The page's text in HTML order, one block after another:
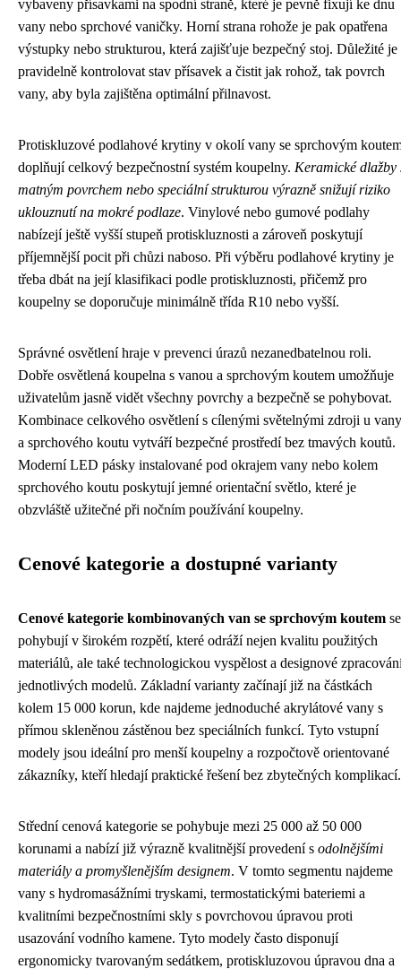
vybaveny přísavkami na spodní straně, které je pevně fixují ke dnu
vany nebo sprchové vaničky. Horní strana rohože je pak opatřena
výstupky nebo strukturou, která zajišťuje bezpečný stoj. Důležité je
pravidelně kontrolovat stav přísavek a čistit jak rohož, tak povrch
vany, aby byla zajištěna optimální přilnavost.
Protiskluzové podlahové krytiny v okolí vany se sprchovým
doplňují celkový bezpečnostní systém koupelny. Keramické dlažby
matným povrchem nebo speciální strukturou výrazně snižují riziko
uklouznutí na mokré podlaze. Vinylové nebo gumové podlahy
nabízejí ještě vyšší stupeň protiskluznosti a zároveň poskytují
příjemnější pocit při chůzi naboso. Při výběru podlahové krytiny je
třeba dbát na její klasifikaci podle protiskluznosti, přičemž pro
koupelny se doporučuje minimálně třída R10 nebo vyšší.
Správné osvětlení hraje v prevenci úrazů nezanedbatelnou roli.
Dobře osvětlená koupelna s vanou a sprchovým koutem umožňuje
uživatelům jasně vidět všechny povrchy a bezpečně se pohybovat.
Kombinace celkového osvětlení s cílenými světelnými zdroji u vany
a sprchového koutu vytváří bezpečné prostředí bez tmavých koutů.
Moderní LED pásky instalované pod okrajem vany nebo kolem
sprchového koutu poskytují jemné orientační světlo, které je
obzvláště užitečné při nočním používání koupelny.
Cenové kategorie a dostupné varianty
Cenové kategorie kombinovaných van se sprchovým koutem se
pohybují v širokém rozpětí, které odráží nejen kvalitu použitých
materiálů, ale také technologickou vyspělost a designové
jednotlivých modelů. Základní varianty začínají již na částkách
kolem 15 000 korun, kde najdeme jednoduché akrylátové vany s
přímou skleněnou zástěnou bez speciálních funkcí. Tyto vstupní
modely jsou ideální pro menší koupelny a rozpočtově orientované
zákazníky, kteří hledají praktické řešení bez zbytečných komplikací.
Střední cenová kategorie se pohybuje mezi 25 000 až 50 000
korunami a nabízí již výrazně kvalitnější provedení s odolnějšími
materiály a promyšlenějším designem. V tomto segmentu najdeme
vany s hydromasážními tryskami, termostatickými bateriemi a
kvalitními bezpečnostními skly s povrchovou úpravou proti
usazování vodního kamene. Tyto modely často disponují
ergonomicky tvarovaným sedátkem, protiskluzovou úpravou dna a